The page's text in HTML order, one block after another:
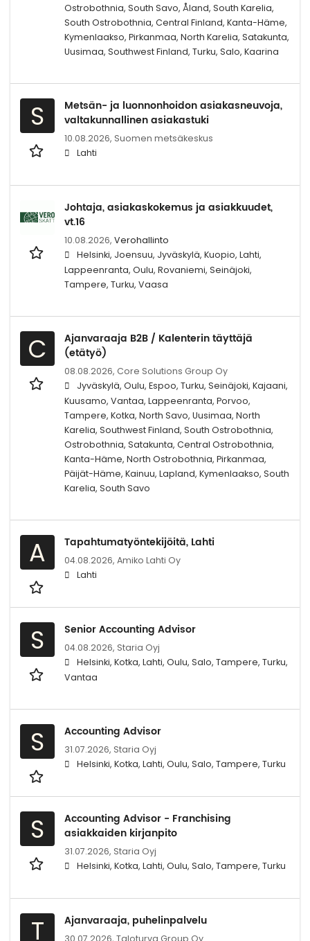
Ostrobothnia, South Savo, Åland, South Karelia,
South Ostrobothnia, Central Finland, Kanta-Häme,
Kymenlaakso, Pirkanmaa, North Karelia, Satakunta,
Uusimaa, Southwest Finland, Turku, Salo, Kaarina
S
Metsän- ja luonnonhoidon asiakasneuvoja,
valtakunnallinen asiakastuki
10.08.2026, Suomen metsäkeskus
Lahti
Johtaja, asiakaskokemus ja asiakkuudet,
vt.16
10.08.2026, Verohallinto
Helsinki, Joensuu, Jyväskylä, Kuopio, Lahti,
Lappeenranta, Oulu, Rovaniemi, Seinäjoki,
Tampere, Turku, Vaasa
C
Ajanvaraaja B2B / Kalenterin täyttäjä
(etätyö)
08.08.2026, Core Solutions Group Oy
Jyväskylä, Oulu, Espoo, Turku, Seinäjoki, Kajaani,
Kuusamo, Vantaa, Lappeenranta, Porvoo,
Tampere, Kotka, North Savo, Uusimaa, North
Karelia, Southwest Finland, South Ostrobothnia,
Ostrobothnia, Satakunta, Central Ostrobothnia,
Kanta-Häme, North Ostrobothnia, Pirkanmaa,
Päijät-Häme, Kainuu, Lapland, Kymenlaakso, South
Karelia, South Savo
A Tapahtumatyöntekijöitä, Lahti
04.08.2026, Amiko Lahti Oy
Lahti
S Senior Accounting Advisor
04.08.2026, Staria Oyj
Helsinki, Kotka, Lahti, Oulu, Salo, Tampere, Turku,
Vantaa
S Accounting Advisor
31.07.2026, Staria Oyj
Helsinki, Kotka, Lahti, Oulu, Salo, Tampere, Turku
S
Accounting Advisor - Franchising
asiakkaiden kirjanpito
31.07.2026, Staria Oyj
Helsinki, Kotka, Lahti, Oulu, Salo, Tampere, Turku
T Ajanvaraaja, puhelinpalvelu
30.07.2026, Taloturva Group Oy